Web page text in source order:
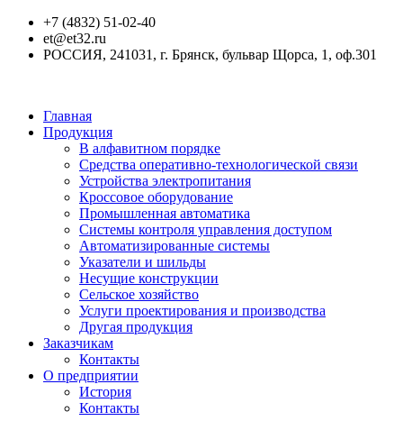
+7 (4832) 51-02-40
et@et32.ru
РОССИЯ, 241031, г. Брянск, бульвар Щорса, 1, оф.301
Главная
Продукция
В алфавитном порядке
Средства оперативно-технологической связи
Устройства электропитания
Кроссовое оборудование
Промышленная автоматика
Системы контроля управления доступом
Автоматизированные системы
Указатели и шильды
Несущие конструкции
Сельское хозяйство
Услуги проектирования и производства
Другая продукция
Заказчикам
Контакты
О предприятии
История
Контакты